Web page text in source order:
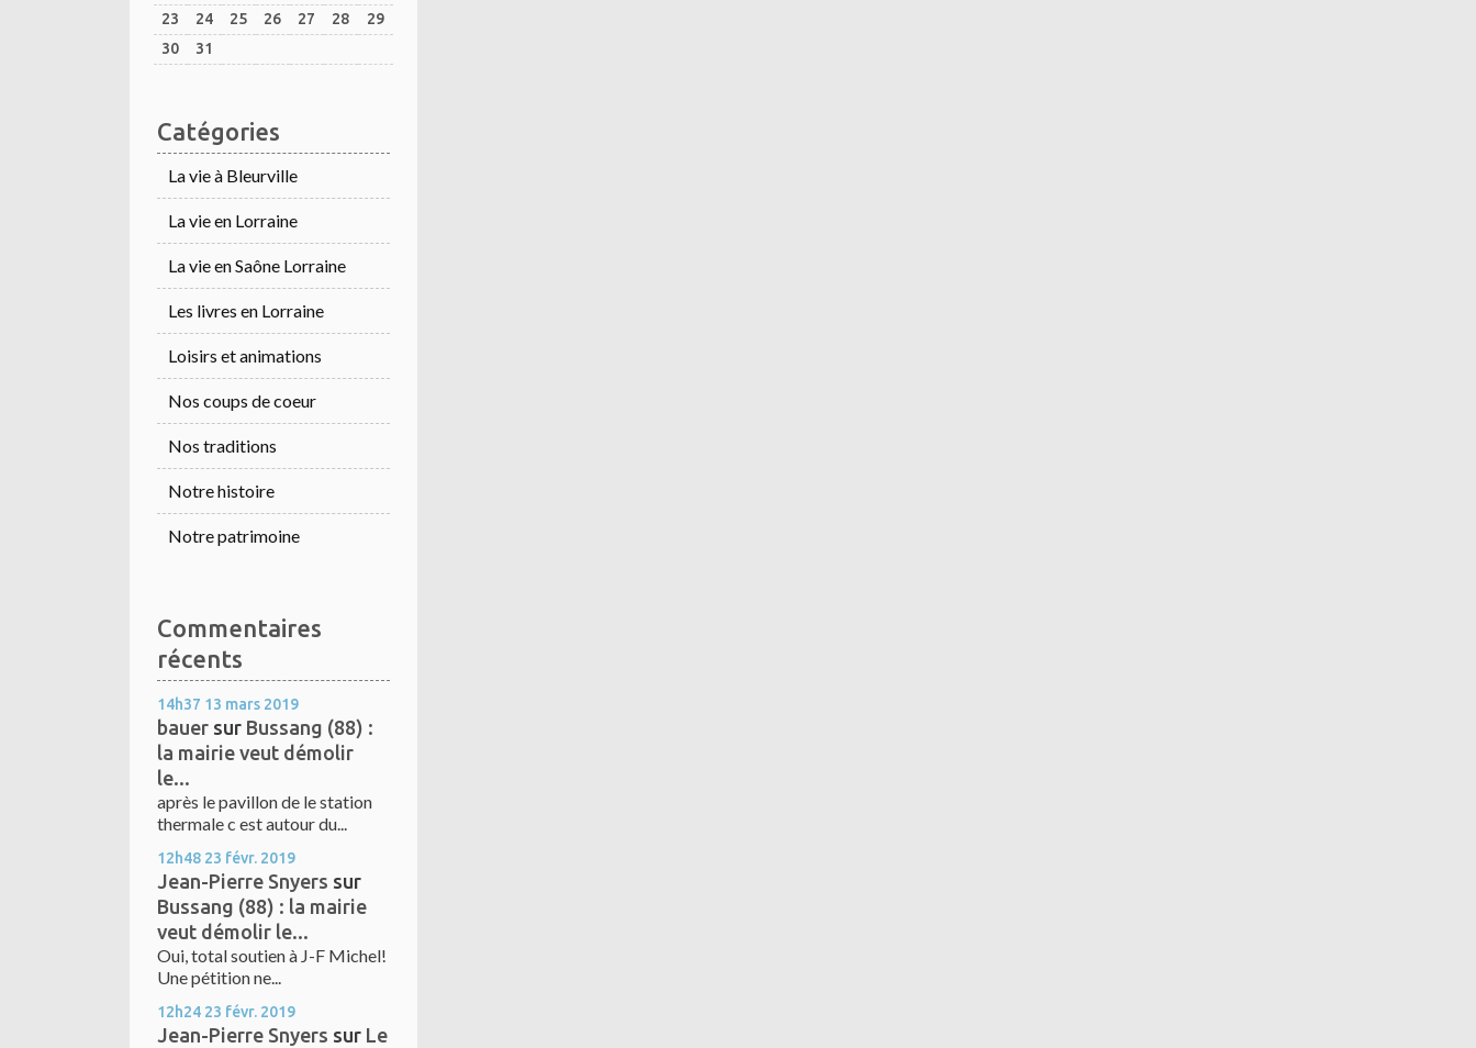
23
24 25 26 27 28
29
30
31
Catégories
La vie à Bleurville
La vie en Lorraine
La vie en Saône Lorraine
Les livres en Lorraine
Loisirs et animations
Nos coups de coeur
Nos traditions
Notre histoire
Notre patrimoine
Commentaires
récents
14h37 13 mars 2019
bauer sur Bussang (88) :
la mairie veut démolir
le...
après le pavillon de le station
thermale c est autour du...
12h48 23 févr. 2019
Jean-Pierre Snyers sur
Bussang (88) : la mairie
veut démolir le...
Oui, total soutien à J-F Michel!
Une pétition ne...
12h24 23 févr. 2019
Jean-Pierre Snyers sur Le